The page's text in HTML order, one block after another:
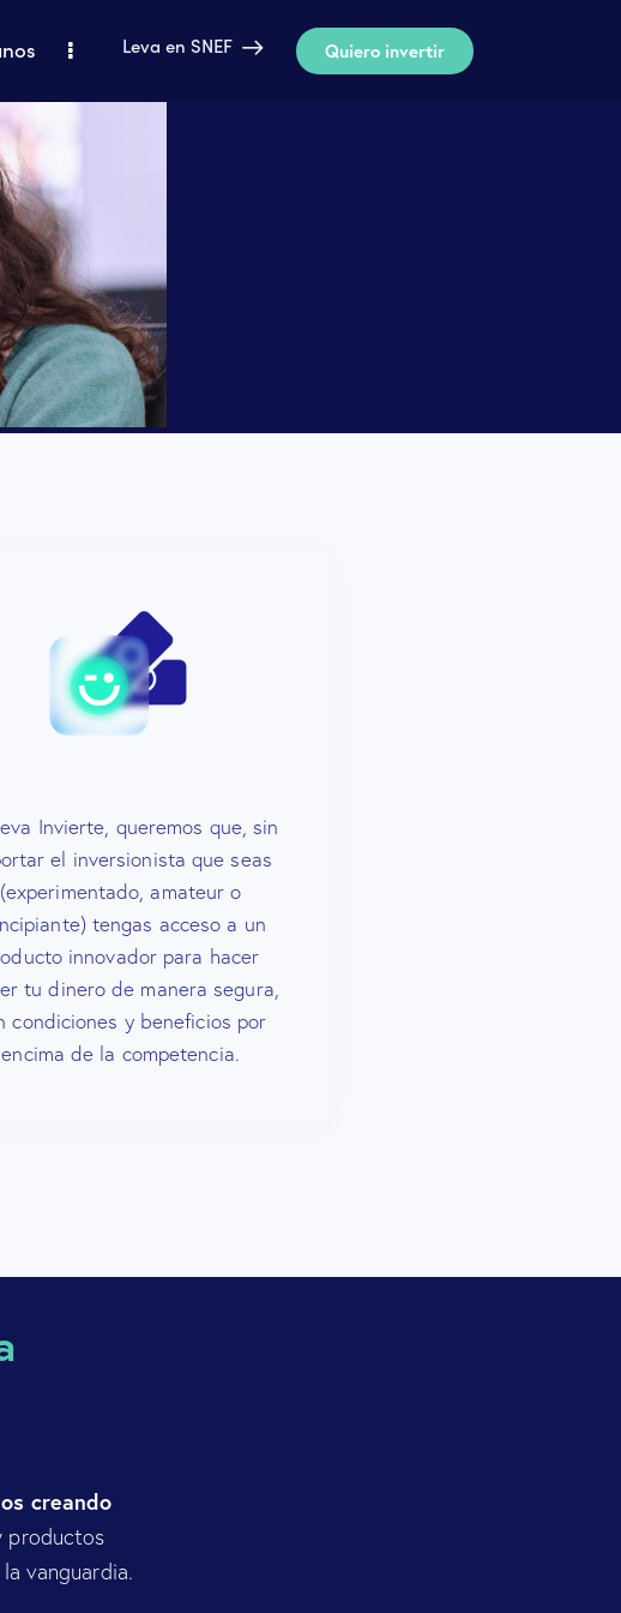
Leva en SNEF Quiero invertir
Invierte, queremos que, sin
el inversionista que seas
(experimentado, amateur o
tengas acceso a un
innovador para hacer
tu dinero de manera segura,
condiciones y beneficios por
encima de la competencia.
creando
productos
vanguardia.